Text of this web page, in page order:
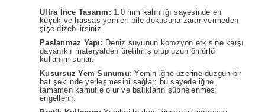
Ultra İnce Tasarım: 1.0 mm kalınlığı sayesinde en
küçük ve hassas yemleri bile dokusuna zarar vermeden
şişe dizebilirsiniz.
Paslanmaz Yapı: Deniz suyunun korozyon etkisine karşı
dayanıklı materyalden üretilmiş olup uzun ömürlü
kullanım sunar.
Kusursuz Yem Sunumu: Yemin iğne üzerine düzgün bir
hat şeklinde yerleşmesini sağlar; bu sayede iğne
tamamen kamufle olur ve balıkların şüphelenmesi
engellenir.